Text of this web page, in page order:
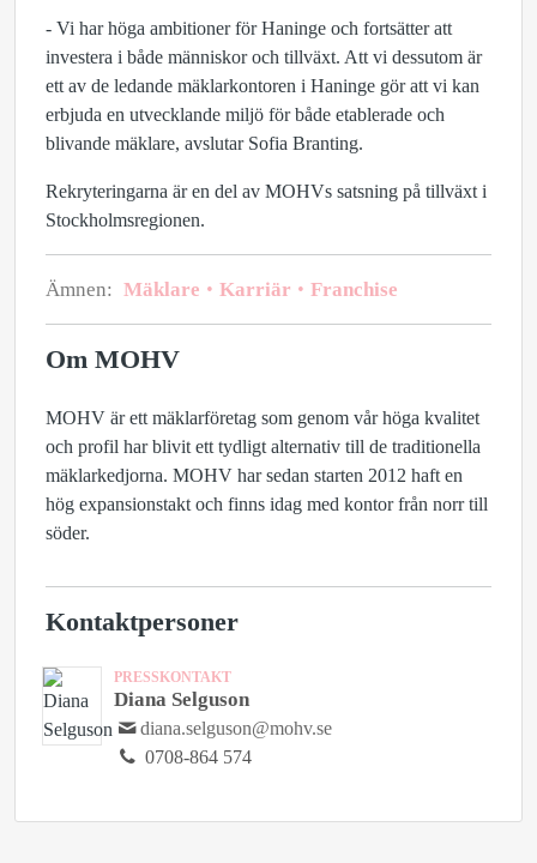
- Vi har höga ambitioner för Haninge och fortsätter att
investera i både människor och tillväxt. Att vi dessutom är
ett av de ledande mäklarkontoren i Haninge gör att vi kan
erbjuda en utvecklande miljö för både etablerade och
blivande mäklare, avslutar Sofia Branting.
Rekryteringarna är en del av MOHVs satsning på tillväxt i
Stockholmsregionen.
Ämnen: Mäklare Karriär Franchise
Om MOHV
MOHV är ett mäklarföretag som genom vår höga kvalitet
och profil har blivit ett tydligt alternativ till de traditionella
mäklarkedjorna. MOHV har sedan starten 2012 haft en
hög expansionstakt och finns idag med kontor från norr till
söder.
Kontaktpersoner
PRESSKONTAKT
Diana Selguson
diana.selguson@mohv.se
0708-864 574